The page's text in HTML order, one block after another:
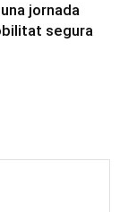
jornada
segura